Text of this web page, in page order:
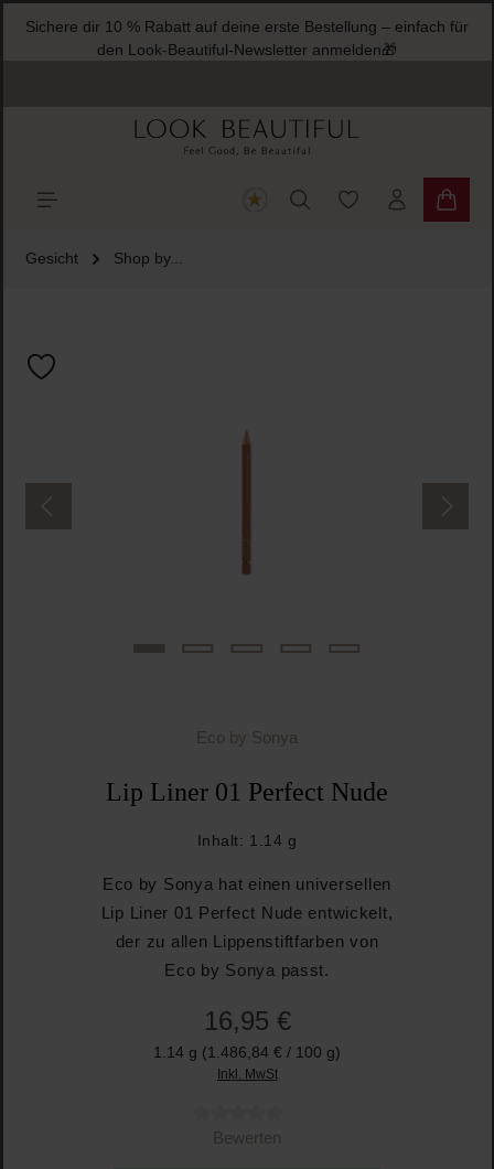
springen
Sichere dir 10 % Rabatt auf deine erste Bestellung – einfach für
den Look-Beautiful-Newsletter anmelden🎁
Du hast 0
Gesicht Shop by...
Eco by Sonya
Lip Liner 01 Perfect Nude
Inhalt: 1.14 g
Eco by Sonya hat einen universellen
Lip Liner 01 Perfect Nude entwickelt,
der zu allen Lippenstiftfarben von
Eco by Sonya passt.
16,95 €
1.14 g (1.486,84 € / 100 g)
Inkl. MwSt
Durchschnittliche Bewertung von 0 von 5 Sternen
Bewerten